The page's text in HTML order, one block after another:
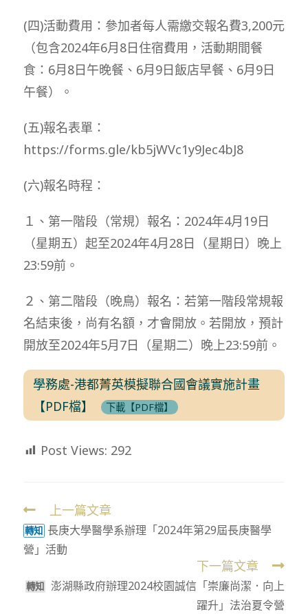
(四)活動費用：參加者每人需繳交報名費3,200元
（包含2024年6月8日住宿費用，活動期間餐
食：6月8日午晚餐、6月9日飯店早餐、6月9日
午餐）。
(五)報名表單：
https://forms.gle/kb5jWVc1y9Jec4bJ8
(六)報名時程：
１、第一階段（常規）報名：2024年4月19日
（星期五）起至2024年4月28日（星期日）晚上
23:59前。
２、第二階段（晚鳥）報名：若第一階段常規報
名結束後，尚有名額，才會開放。若開放，預計
開放至2024年5月7日（星期二）晚上23:59前。
學務處-港都菁英模擬聯合國會議實施計畫
【PDF檔】
下載【PDF檔】
Post Views: 292
Read
more
articles
上一篇文章
轉知 長庚大學醫學系辦理「2024年第29屆長庚醫學
營」活動
下一篇文章
轉知 澎湖縣政府辦理2024校園誠信「崇廉尚潔．向上
躍升」法治夏令營